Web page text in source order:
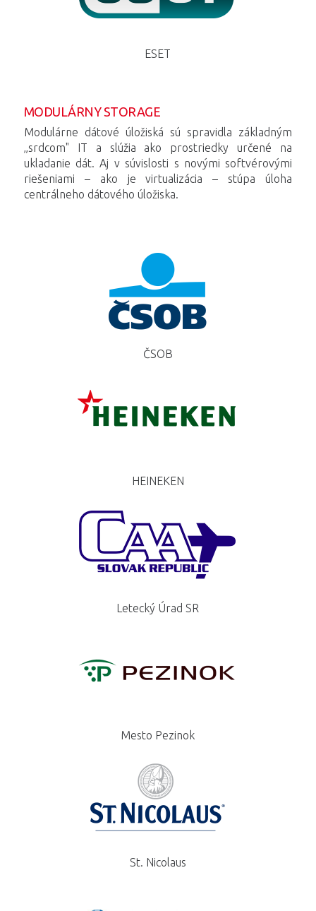
ESET
MODULÁRNY STORAGE
Modulárne dátové úložiská sú spravidla základným
„srdcom" IT a slúžia ako prostriedky určené na
ukladanie dát. Aj v súvislosti s novými softvérovými
riešeniami – ako je virtualizácia – stúpa úloha
centrálneho dátového úložiska.
ČSOB
HEINEKEN
Letecký Úrad SR
Mesto Pezinok
St. Nicolaus